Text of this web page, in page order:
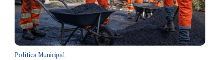
Política Municipal